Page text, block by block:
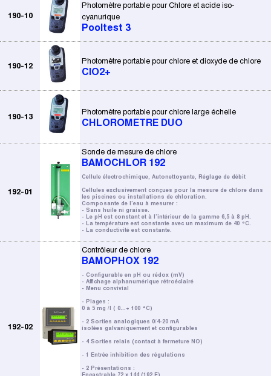
190-10
Photomètre portable pour Chlore et acide iso-
cyanurique
Pooltest 3
190-12
Photomètre portable pour chlore et dioxyde de chlore
ClO2+
190-13
Photomètre portable pour chlore large échelle
CHLOROMETRE DUO
192-01
Sonde de mesure de chlore
BAMOCHLOR 192
Cellule électrochimique, Autonettoyante, Réglage de débit
Cellules exclusivement conçues pour la mesure de chlore dans
les piscines ou installations de chloration.
Composante de l’eau à mesurer :
- Sans huile ni graisse.
- Le pH est constant et à l’intérieur de la gamme 6,5 à 8 pH.
- La température est constante avec un maximum de 40 °C.
- La conductivité est constante.
192-02
Contrôleur de chlore
BAMOPHOX 192
- Configurable en pH ou rédox (mV)
- Affichage alphanumérique rétroéclairé
- Menu convivial
- Plages :
0 à 5 mg /l ( 0...+ 100 °C)
- 2 Sorties analogiques 0/4-20 mA
isolées galvaniquement et configurables
- 4 Sorties relais (contact à fermeture NO)
- 1 Entrée inhibition des régulations
- 2 Présentations :
Encastrable 72 x 144 (192 E)